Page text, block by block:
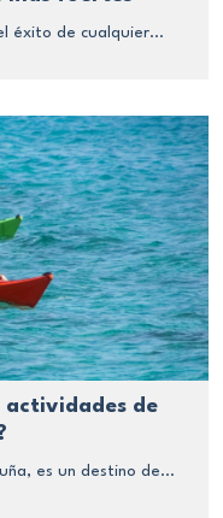
éxito de cualquier...
actividades de
es un destino de...